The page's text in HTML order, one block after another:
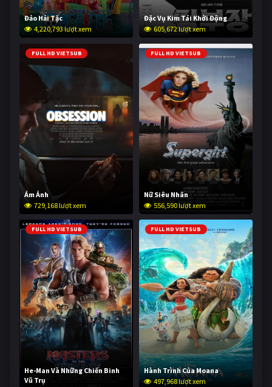
Đảo Hải Tặc
4,220,793 lượt xem
Đặc Vụ Kim Tái Khởi Động
605,672 lượt xem
FULL HD VIETSUB
Ám Ảnh
729,168 lượt xem
FULL HD VIETSUB
Nữ Siêu Nhân
556,590 lượt xem
FULL HD VIETSUB
He-Man Và Những Chiến Binh
Vũ Trụ
FULL HD VIETSUB
Hành Trình Của Moana
497,968 lượt xem